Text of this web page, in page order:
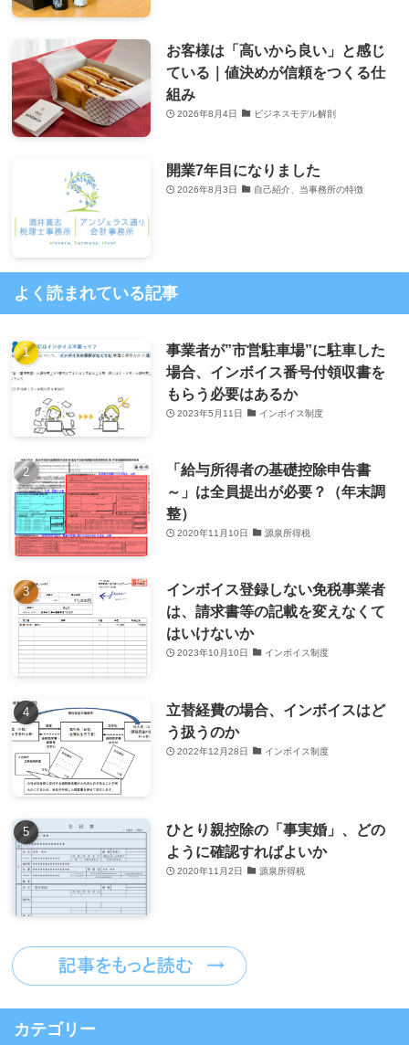
お客様は「高いから良い」と感じ
ている｜値決めが信頼をつくる仕
組み
2026年8月4日 ビジネスモデル解剖
開業7年目になりました
2026年8月3日 自己紹介、当事務所の特徴
よく読まれている記事
事業者が”市営駐車場”に駐車した
場合、インボイス番号付領収書を
もらう必要はあるか
2023年5月11日 インボイス制度
「給与所得者の基礎控除申告書
～」は全員提出が必要？（年末調
整）
2020年11月10日 源泉所得税
インボイス登録しない免税事業者
は、請求書等の記載を変えなくて
はいけないか
2023年10月10日 インボイス制度
立替経費の場合、インボイスはど
う扱うのか
2022年12月28日 インボイス制度
ひとり親控除の「事実婚」、どの
ように確認すればよいか
2020年11月2日 源泉所得税
カテゴリー